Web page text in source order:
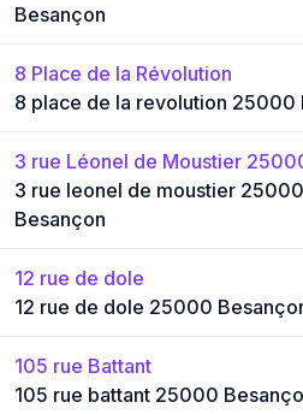
Besançon
8 Place de la Révolution
8 place de la revolution 25000
3 rue Léonel de Moustier
3 rue leonel de moustier 25000
Besançon
12 rue de dole
12 rue de dole 25000
105 rue Battant
105 rue battant 25000